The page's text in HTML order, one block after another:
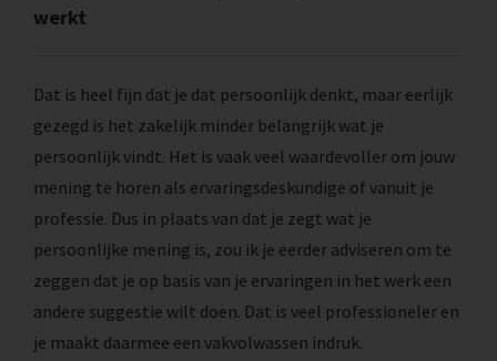
werkt
Dat is heel fijn dat je dat persoonlijk denkt, maar eerlijk
gezegd is het zakelijk minder belangrijk wat je
persoonlijk vindt. Het is vaak veel waardevoller om jouw
mening te horen als ervaringsdeskundige of vanuit je
professie. Dus in plaats van dat je zegt wat je
persoonlijke mening is, zou ik je eerder adviseren om te
zeggen dat je op basis van je ervaringen in het werk een
andere suggestie wilt doen. Dat is veel professioneler en
je maakt daarmee een vakvolwassen indruk.